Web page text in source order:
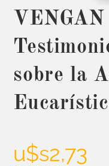
sobre la
u$s2,73